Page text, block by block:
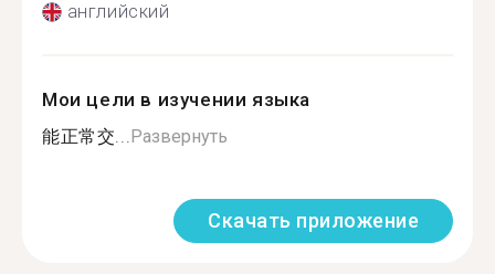
английский
Мои цели в изучении языка
能正常交...Развернуть
Скачать приложение